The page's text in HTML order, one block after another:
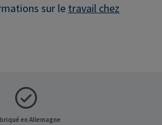
sur le travail chez
en Allemagne